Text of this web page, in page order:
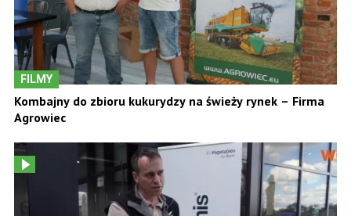
FILMY
Kombajny do zbioru kukurydzy na świeży rynek – Firma
Agrowiec